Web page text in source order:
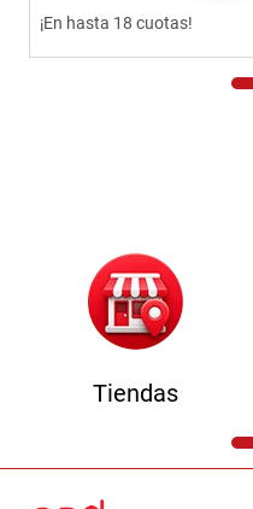
¡En hasta 18 cuotas!
Tiendas